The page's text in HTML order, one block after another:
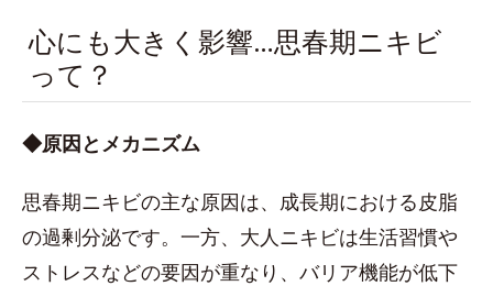
心にも大きく影響…思春期ニキビ
って？
◆原因とメカニズム
思春期ニキビの主な原因は、成長期における皮脂
の過剰分泌です。一方、大人ニキビは生活習慣や
ストレスなどの要因が重なり、バリア機能が低下